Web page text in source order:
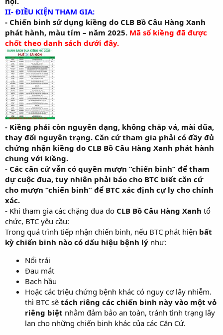
II- ĐIỀU KIỆN THAM GIA:
- Chiến binh sử dụng kiềng do CLB Bồ Câu Hàng Xanh
phát hành, màu tím – năm 2025. Mã số kiềng đã được
chốt theo danh sách dưới đây.
- Kiềng phải còn nguyên dạng, không chắp vá, mài dũa,
thay đổi nguyên trạng. Căn cứ tham gia phải có đầy đủ
chứng nhận kiềng do CLB Bồ Câu Hàng Xanh phát hành
chung với kiềng.
- Các căn cứ vẫn có quyền mượn “chiến binh” để tham
dự cuộc đua, tuy nhiên phải báo cho BTC biết căn cứ
cho mượn “chiến binh” để BTC xác định cự ly cho chính
xác.
- Khi tham gia các chặng đua do CLB Bồ Câu Hàng Xanh tổ
chức, BTC yêu cầu:
Trong quá trình tiếp nhận chiến binh, nếu BTC phát hiện bất
kỳ chiến binh nào có dấu hiệu bệnh lý như:
Nổi trái
Đau mắt
Bạch hầu
Hoặc các triệu chứng bệnh khác có nguy cơ lây nhiễm.
thì BTC sẽ tách riêng các chiến binh này vào một vỏ
riêng biệt nhằm đảm bảo an toàn, tránh tình trạng lây
lan cho những chiến binh khác của các Căn Cứ.